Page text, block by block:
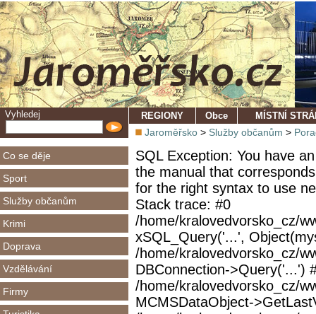
Vyhledej
Co se děje
Sport
Služby občanům
Krimi
Doprava
Vzdělávání
Firmy
REGIONY Obce MÍSTNÍ
Jaroměřsko > Služby občanům >
SQL Exception: You have
the manual that
for the right syntax to use
Stack trace: #0
/home/kralovedvorsko_cz/
xSQL_Query('...',
/home/kralovedvorsko_cz/
DBConnection->Query('...')
/home/kralovedvorsko_cz/
MCMSDataObject-